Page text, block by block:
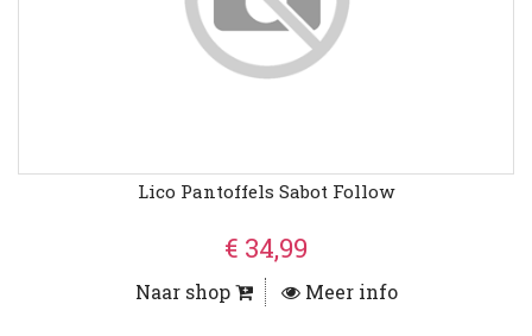
Lico Pantoffels Sabot Follow
€ 34,99
Naar shop Meer info